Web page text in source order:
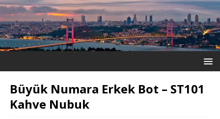
Büyük Numara Erkek Bot – ST101
Kahve Nubuk